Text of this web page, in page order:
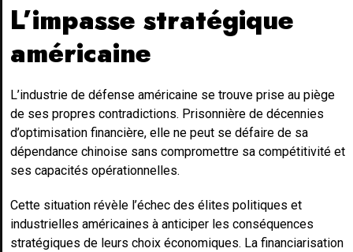
L’impasse stratégique
américaine
L’industrie de défense américaine se trouve prise au piège
de ses propres contradictions. Prisonnière de décennies
d’optimisation financière, elle ne peut se défaire de sa
dépendance chinoise sans compromettre sa compétitivité et
ses capacités opérationnelles.
Cette situation révèle l’échec des élites politiques et
industrielles américaines à anticiper les conséquences
stratégiques de leurs choix économiques. La financiarisation